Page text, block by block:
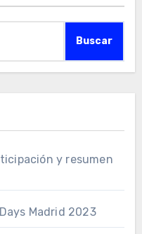
Buscar
y resumen
Madrid 2023